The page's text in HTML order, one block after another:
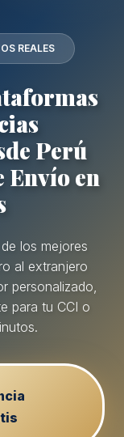
REALES
Perú
Envío en
los mejores
al extranjero
personalizado,
para tu CCI o